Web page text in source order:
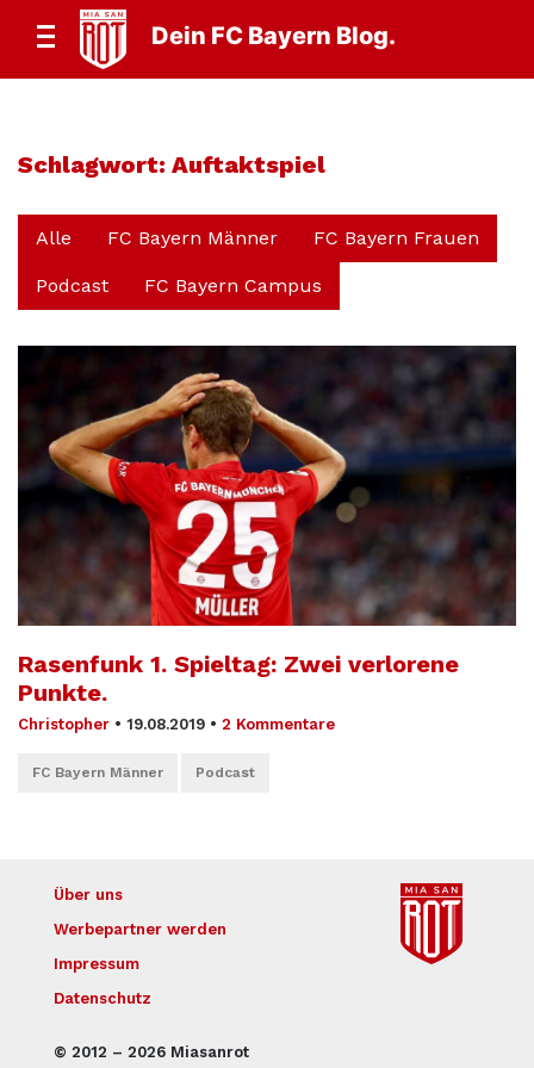
Dein FC Bayern Blog.
Schlagwort: Auftaktspiel
Alle FC Bayern Männer FC Bayern Frauen
Podcast FC Bayern Campus
Rasenfunk 1. Spieltag: Zwei verlorene
Punkte.
Christopher • 19.08.2019 • 2 Kommentare
FC Bayern Männer Podcast
© 2012 – 2026 Miasanrot
Über uns
Werbepartner werden
Impressum
Datenschutz